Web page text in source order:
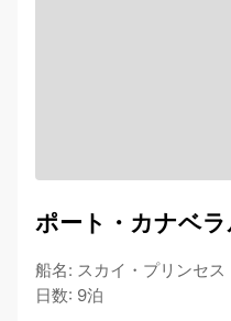
ポート・カナベ
船名: スカイ・プリンセス
日数: 9泊